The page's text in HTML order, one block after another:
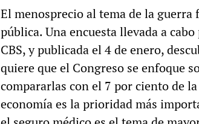
El menosprecio al tema de la
pública. Una encuesta llevada a
CBS, y publicada el 4 de enero,
quiere que el Congreso se enfoque
compararlas con el 7 por ciento de
economía es la prioridad más